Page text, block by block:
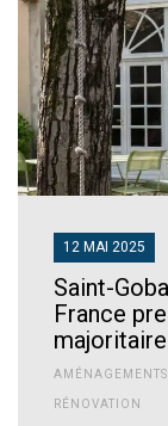
12 MAI 2025
Saint-
France
AMÉNAGEMENTS
RÉNOVATION